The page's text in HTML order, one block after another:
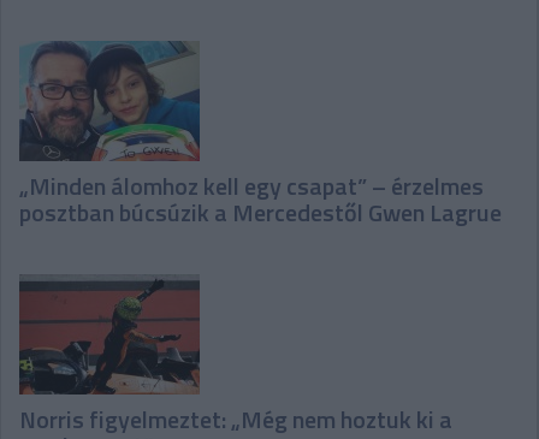
„Minden álomhoz kell egy csapat” – érzelmes
posztban búcsúzik a Mercedestől Gwen Lagrue
Norris figyelmeztet: „Még nem hoztuk ki a